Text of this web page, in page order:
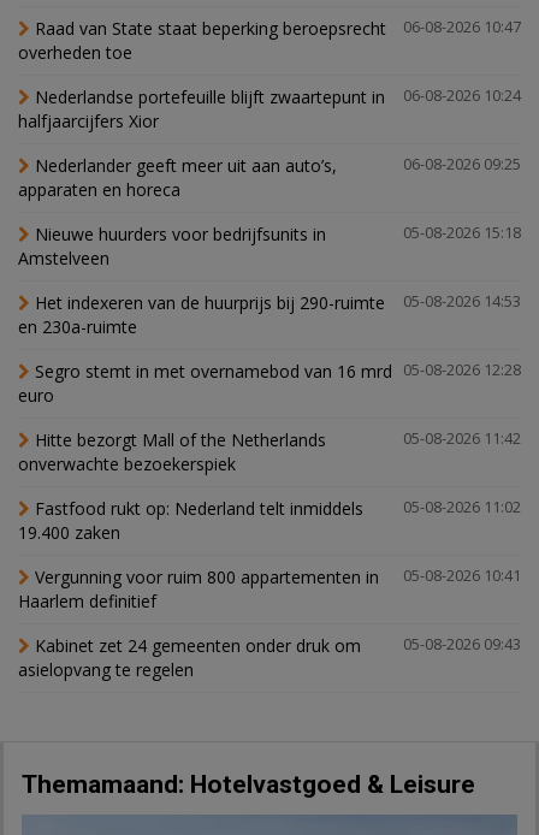
06-08-2026 10:47
Raad van State staat beperking beroepsrecht
overheden toe
06-08-2026 10:24
Nederlandse portefeuille blijft zwaartepunt in
halfjaarcijfers Xior
06-08-2026 09:25
Nederlander geeft meer uit aan auto’s,
apparaten en horeca
05-08-2026 15:18
Nieuwe huurders voor bedrijfsunits in
Amstelveen
05-08-2026 14:53
Het indexeren van de huurprijs bij 290-ruimte
en 230a-ruimte
05-08-2026 12:28
Segro stemt in met overnamebod van 16 mrd
euro
05-08-2026 11:42
Hitte bezorgt Mall of the Netherlands
onverwachte bezoekerspiek
05-08-2026 11:02
Fastfood rukt op: Nederland telt inmiddels
19.400 zaken
05-08-2026 10:41
Vergunning voor ruim 800 appartementen in
Haarlem definitief
05-08-2026 09:43
Kabinet zet 24 gemeenten onder druk om
asielopvang te regelen
Themamaand: Hotelvastgoed & Leisure